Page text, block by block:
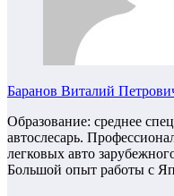
Баранов Виталий
Образование: среднее
автослесарь.
легковых авто
Большой опыт работы с